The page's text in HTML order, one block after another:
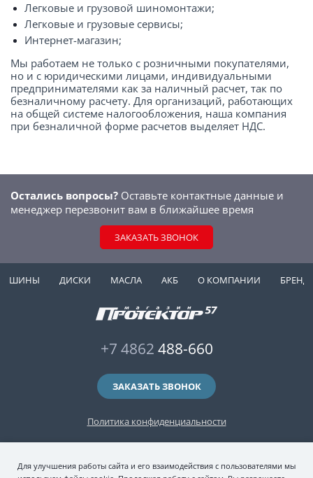
Легковые и грузовой шиномонтажи;
Легковые и грузовые сервисы;
Интернет-магазин;
Мы работаем не только с розничными покупателями,
но и с юридическими лицами, индивидуальными
предпринимателями как за наличный расчет, так по
безналичному расчету. Для организаций, работающих
на общей системе налогообложения, наша компания
при безналичной форме расчетов выделяет НДС.
Остались вопросы? Оставьте контактные данные и
менеджер перезвонит вам в ближайшее время
ЗАКАЗАТЬ ЗВОНОК
ШИНЫ ДИСКИ МАСЛА АКБ О КОМПАНИИ
Политика конфиденциальности
+7 4862 488-660
ЗАКАЗАТЬ ЗВОНОК
2006-2026 © интернет-магазин "Протектор 57" — автомобильные шины
(зимние и летние шины), колесные диски, шиномонтаж и хранение шин.
Для улучшения работы сайта и его взаимодействия с пользователями мы